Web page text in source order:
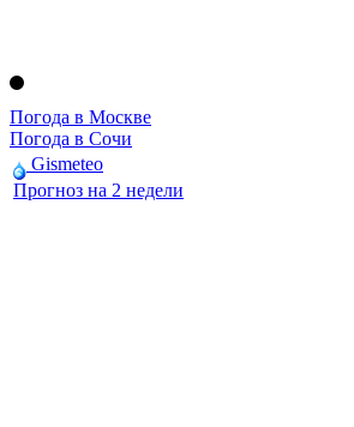
Погода в Москве
Погода в Сочи
Gismeteo
Прогноз на 2 недели